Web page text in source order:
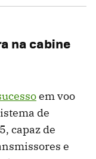
na cabine
em voo
de
capaz de
e